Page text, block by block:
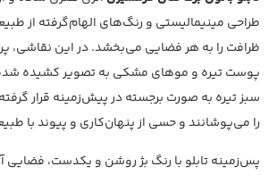
طراحی مینیمالیستی و رنگ‌های الهام‌گرفته از
ظرافت را به هر فضایی می‌بخشد. در این نقاشی،
پوست تیره و موهای مشکی به تصویر کشیده
سبز تیره به صورت برجسته در پیش‌زمینه قرار
را می‌پوشانند و حسی از پنهان‌کاری و پیوند با
پس‌زمینه تابلو با رنگ بژ روشن و یکدست، فضایی